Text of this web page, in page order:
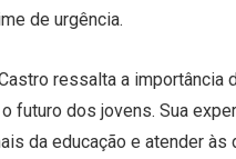
de urgência.
ressalta a
futuro dos jovens. Sua
da educação e atender